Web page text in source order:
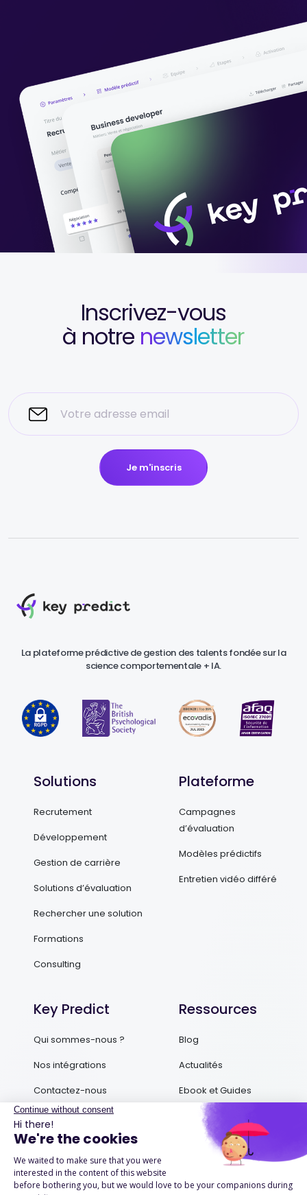
Inscrivez-vous
à notre newsletter
Je m'inscris
La plateforme prédictive de gestion des talents fondée sur la
science comportementale + IA.
Solutions
Recrutement
Développement
Gestion de carrière
Solutions d’évaluation
Rechercher une solution
Formations
Consulting
Plateforme
Campagnes
d’évaluation
Modèles prédictifs
Entretien vidéo différé
Key Predict
Qui sommes-nous ?
Nos intégrations
Contactez-nous
Ressources
Blog
Actualités
Ebook et Guides
Podcasts
Success Stories